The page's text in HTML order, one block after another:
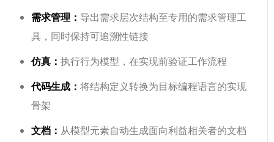
需求管理： 导出需求层次结构至专用的需求管理工
具，同时保持可追溯性链接
仿真：执行行为模型，在实现前验证工作流程
代码生成：将结构定义转换为目标编程语言的实现
骨架
文档： 从模型元素自动生成面向利益相关者的文档